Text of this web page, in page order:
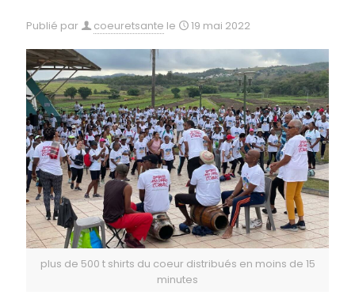
Publié par coeuretsante le 19 mai 2022
plus de 500 t shirts du coeur distribués en moins de 15
minutes